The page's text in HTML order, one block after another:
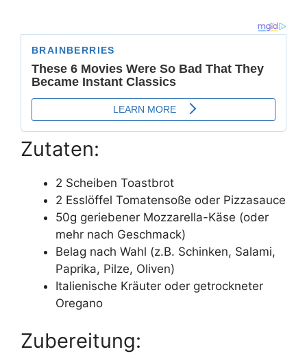
Zutaten:
2 Scheiben Toastbrot
2 Esslöffel Tomatensoße oder Pizzasauce
50g geriebener Mozzarella-Käse (oder
mehr nach Geschmack)
Belag nach Wahl (z.B. Schinken, Salami,
Paprika, Pilze, Oliven)
Italienische Kräuter oder getrockneter
Oregano
Zubereitung: